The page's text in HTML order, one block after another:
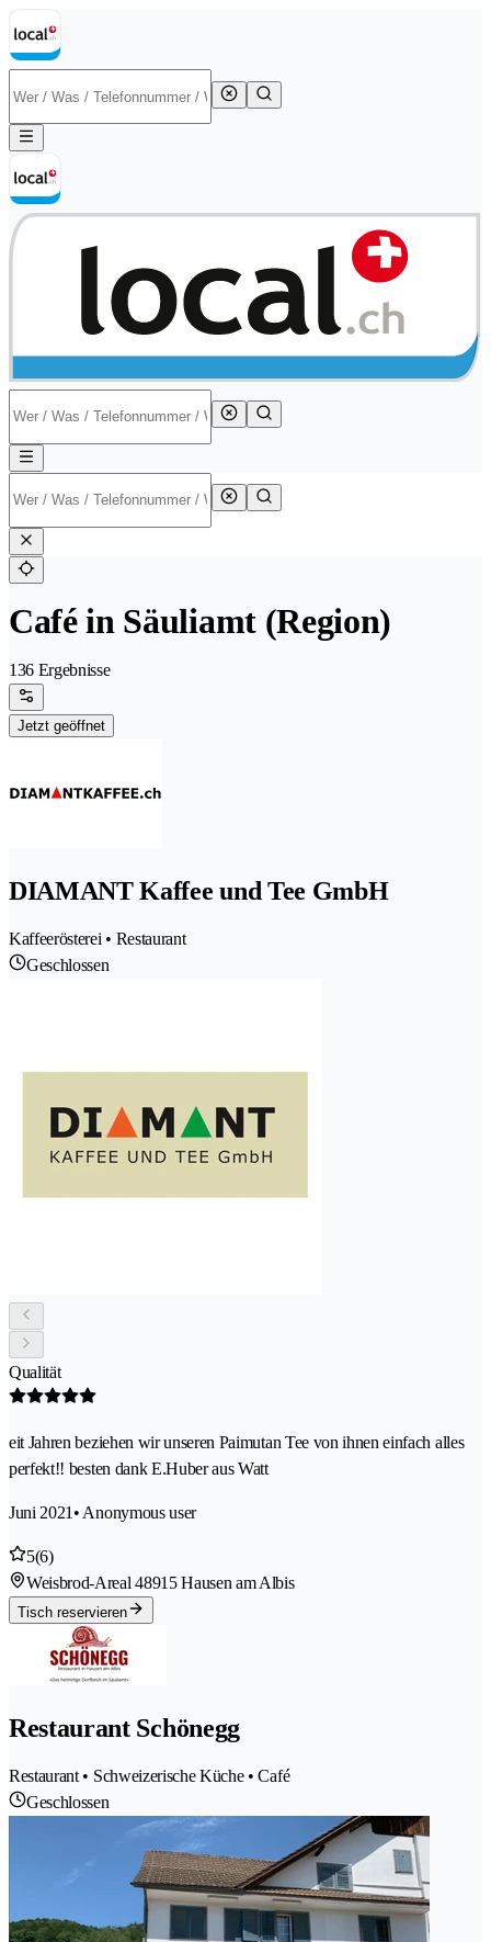
Café in Säuliamt (Region)
136 Ergebnisse
Jetzt geöffnet
DIAMANT Kaffee und Tee GmbH
Kaffeerösterei • Restaurant
Geschlossen
Qualität
eit Jahren beziehen wir unseren Paimutan Tee von ihnen einfach alles
perfekt!! besten dank E.Huber aus Watt
Juni 2021 • Anonymous user
5(6)
Weisbrod-Areal 48915 Hausen am Albis
Tisch reservieren
Restaurant Schönegg
Restaurant • Schweizerische Küche • Café
Geschlossen